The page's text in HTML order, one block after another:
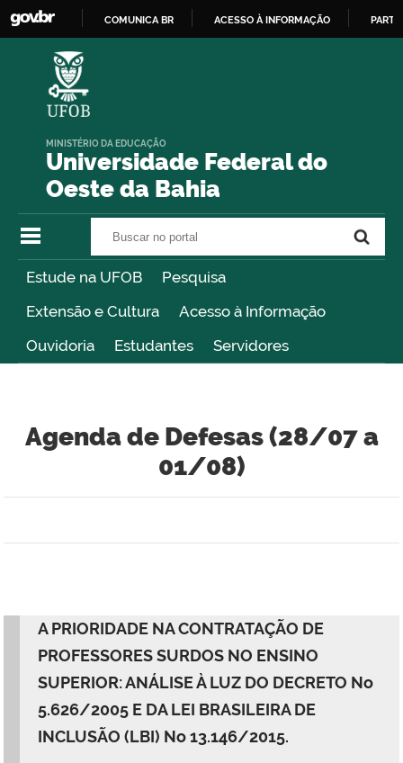
COMUNICA BR ACESSO À INFORMAÇÃO
Universidade Federal do
Oeste da Bahia
MINISTÉRIO DA EDUCAÇÃO
Estude na UFOB
Pesquisa
Extensão e Cultura
Acesso à Informação
Ouvidoria
Estudantes Servidores
Agenda de Defesas (28/07 a
01/08)
A PRIORIDADE NA CONTRATAÇÃO DE
PROFESSORES SURDOS NO ENSINO
SUPERIOR: ANÁLISE À LUZ DO DECRETO No
5.626/2005 E DA LEI BRASILEIRA DE
INCLUSÃO (LBI) No 13.146/2015.